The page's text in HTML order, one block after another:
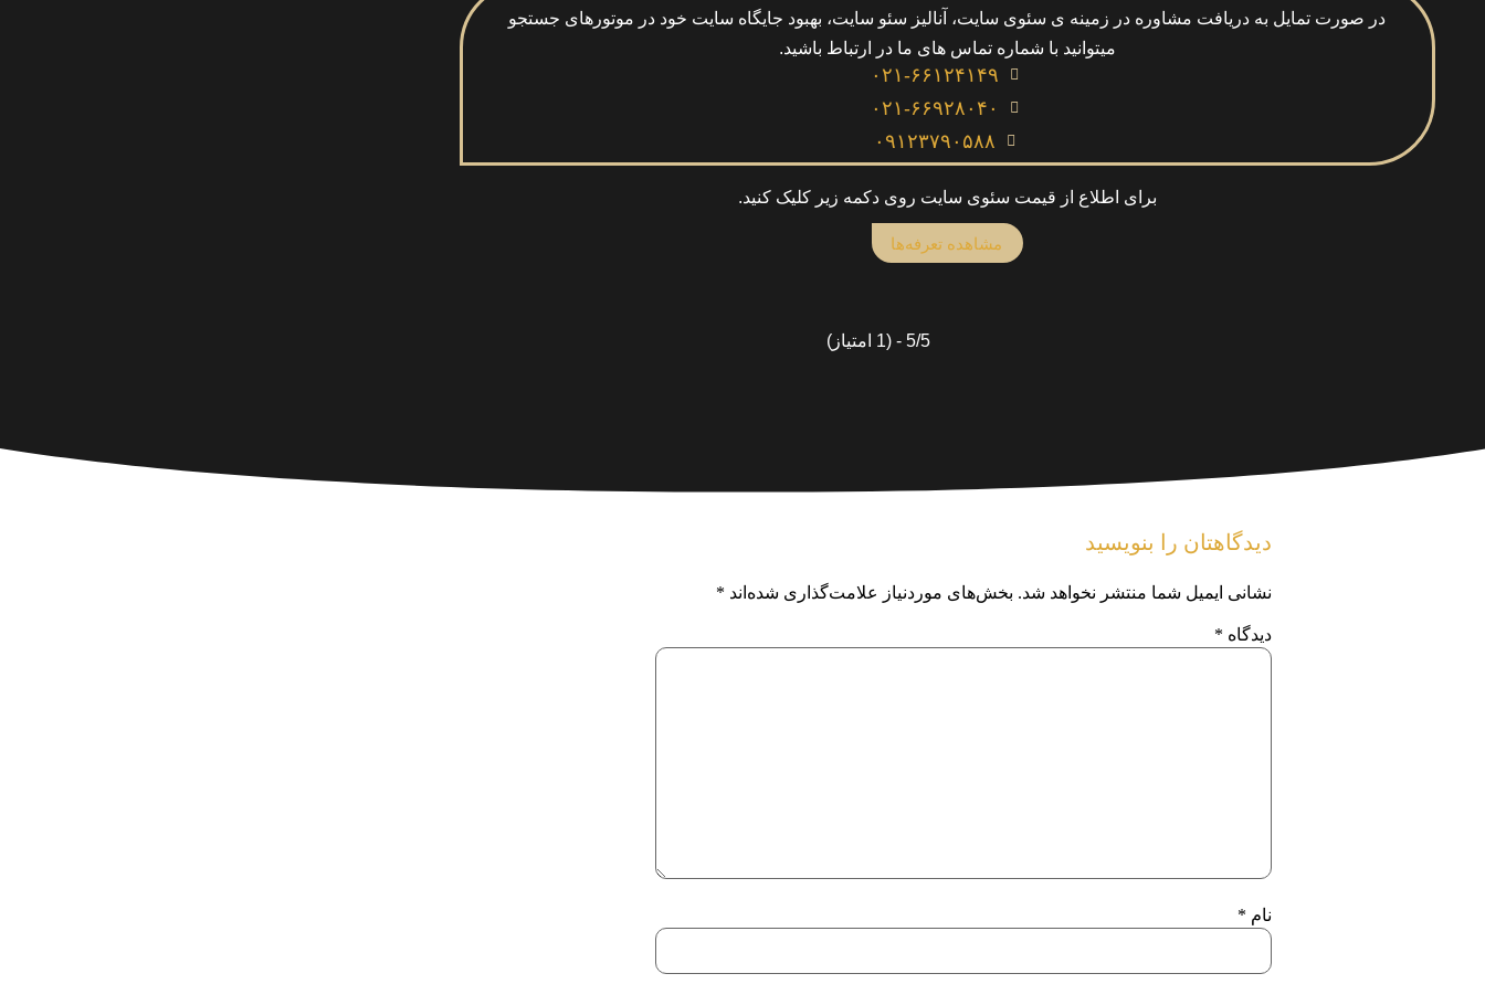
در صورت تمایل به دریافت مشاوره در زمینه ی سئوی سایت، آنالیز سئو سایت، بهبود جایگاه سایت خود در موتورهای جستجو
میتوانید با شماره تماس های ما در ارتباط باشید.
۰۲۱-۶۶۱۲۴۱۴۹
۰۲۱-۶۶۹۲۸۰۴۰
۰۹۱۲۳۷۹۰۵۸۸
برای اطلاع از قیمت سئوی سایت روی دکمه زیر کلیک کنید.
مشاهده تعرفه‌ها
5/5 - (1 امتیاز)
دیدگاهتان را بنویسید
نشانی ایمیل شما منتشر نخواهد شد. بخش‌های موردنیاز علامت‌گذاری شده‌اند *
دیدگاه *
نام *